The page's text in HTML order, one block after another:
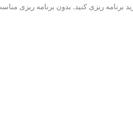
ریزی کنید. بدون برنامه ریزی